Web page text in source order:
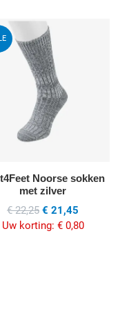
aan mijn wenslijst
Noorse sokken
met zilver
€ 22,25 € 21,45
Uw korting: € 0,80